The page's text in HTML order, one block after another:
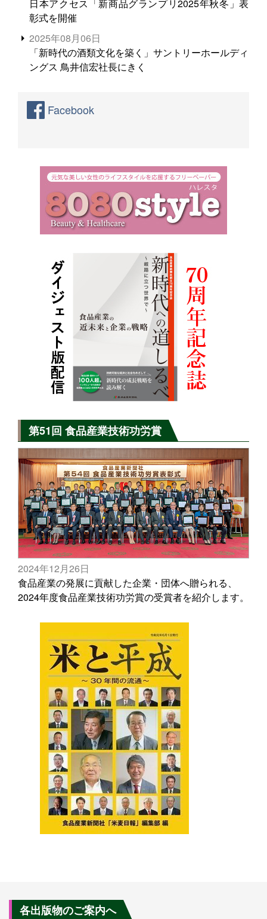
日本アクセス「新商品グランプリ2025年秋冬」表
彰式を開催
2025年08月06日
「新時代の酒類文化を築く」サントリーホールディ
ングス 鳥井信宏社長にきく
Facebook
第51回 食品産業技術功労賞
2024年12月26日
食品産業の発展に貢献した企業・団体へ贈られる、
2024年度食品産業技術功労賞の受賞者を紹介します。
各出版物のご案内へ